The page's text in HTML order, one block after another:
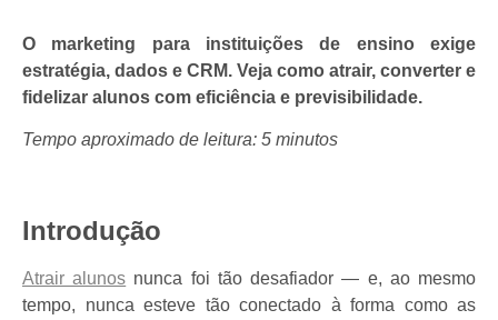
O marketing para instituições de ensino exige
estratégia, dados e CRM. Veja como atrair, converter e
fidelizar alunos com eficiência e previsibilidade.
Tempo aproximado de leitura: 5 minutos
Introdução
Atrair alunos nunca foi tão desafiador — e, ao mesmo
tempo, nunca esteve tão conectado à forma como as